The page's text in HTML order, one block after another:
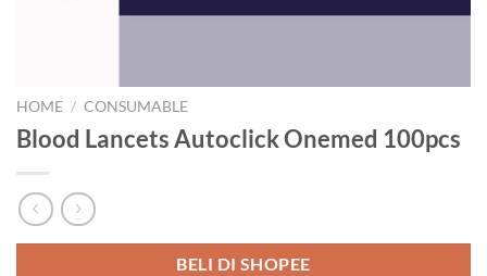
HOME / CONSUMABLE
Blood Lancets Autoclick Onemed 100pcs
BELI DI SHOPEE